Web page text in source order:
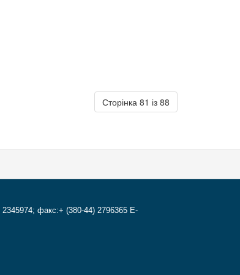
Сторінка 81 із 88
2345974; факс:+ (380-44) 2796365 E-